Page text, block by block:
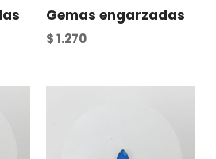
Gemas engarzadas
$1.270